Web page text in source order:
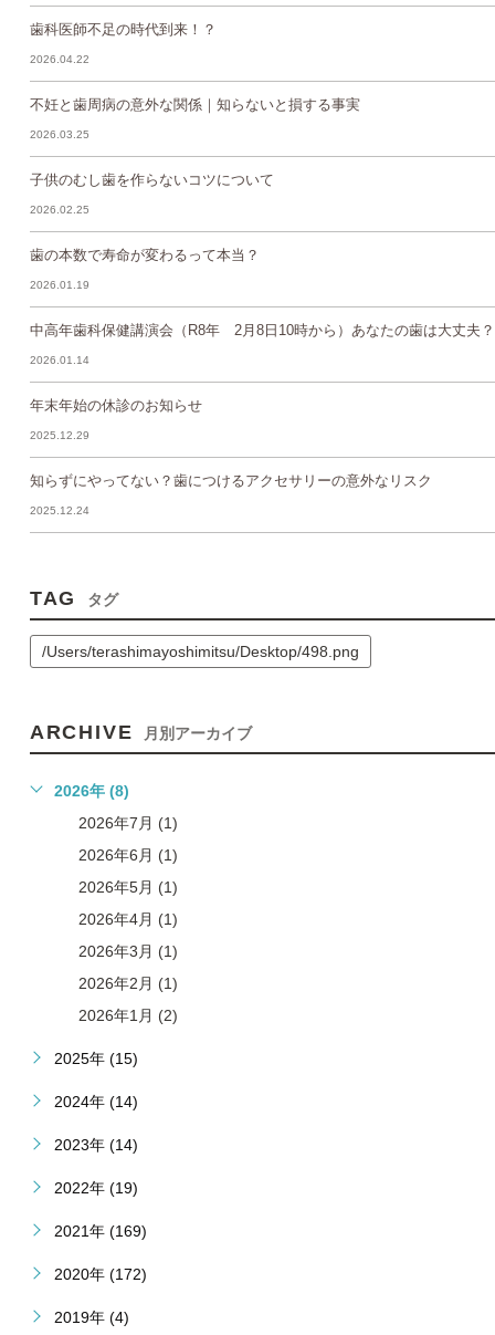
歯科医師不足の時代到来！？
2026.04.22
不妊と歯周病の意外な関係｜知らないと損する事実
2026.03.25
子供のむし歯を作らないコツについて
2026.02.25
歯の本数で寿命が変わるって本当？
2026.01.19
中高年歯科保健講演会（R8年 2月8日10時から）あなたの歯は大丈夫？
2026.01.14
年末年始の休診のお知らせ
2025.12.29
知らずにやってない？歯につけるアクセサリーの意外なリスク
2025.12.24
TAG タグ
/Users/terashimayoshimitsu/Desktop/498.png
ARCHIVE 月別アーカイブ
2026年 (8)
2026年7月 (1)
2026年6月 (1)
2026年5月 (1)
2026年4月 (1)
2026年3月 (1)
2026年2月 (1)
2026年1月 (2)
2025年 (15)
2024年 (14)
2023年 (14)
2022年 (19)
2021年 (169)
2020年 (172)
2019年 (4)